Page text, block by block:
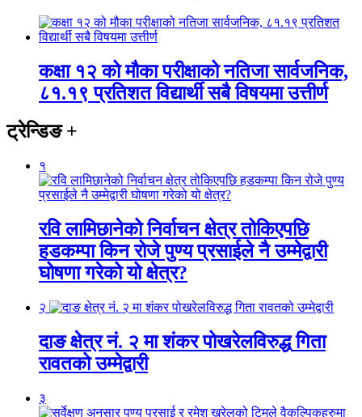
कक्षा १२ को मौका परीक्षाको नतिजा सार्वजनिक,
८१.१९ प्रतिशत विद्यार्थी सबै विषयमा उत्तीर्ण
ट्रेन्डिङ+
१
रवि लामिछानेको निर्वाचन क्षेत्र तोकिएपछि
हडकम्पा किन रोजे पुण्य प्रसाईले नै उम्मेद्वारी
घोषणा गरेको यो क्षेत्र?
२
दाङ क्षेत्र नं. २ मा शंकर पोखरेलविरुद्ध गिता
रावतको उम्मेद्वारी
३